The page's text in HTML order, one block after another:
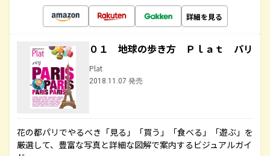
詳細を見る
０１ 地球の歩き方 Ｐｌａｔ パリ
Plat
2018.11.07 発売
花の都パリでやるべき「見る」「買う」「食べる」「遊ぶ」を
厳選して、豊富な写真と詳細な図解で案内するビジュアルガイ